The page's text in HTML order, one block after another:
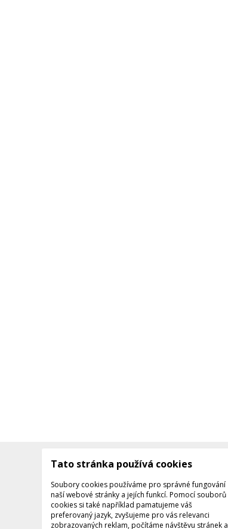
Kontakty
Kontaktujte nás
Tel.: +420 608 141 224
Po - Pá: 9:00 - 16:00
Tato stránka používá cookies
Soubory cookies používáme pro správné fungování
naší webové stránky a jejích funkcí. Pomocí souborů
cookies si také například pamatujeme váš
preferovaný jazyk, zvyšujeme pro vás relevanci
zobrazovaných reklam, počítáme návštěvu stránek a